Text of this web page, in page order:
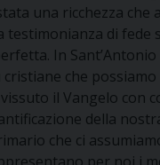
una ricchezza che
testimonianza di fede
In
che
il Vangelo con
della
che ci